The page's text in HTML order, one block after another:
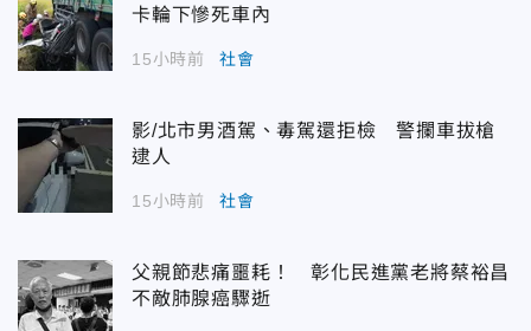
卡輪下慘死車內
15小時前 社會
影/北市男酒駕、毒駕還拒檢 警攔車拔槍
逮人
15小時前 社會
父親節悲痛噩耗！ 彰化民進黨老將蔡裕昌
不敵肺腺癌驟逝